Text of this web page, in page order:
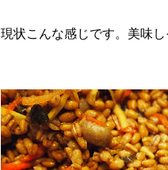
現状こんな感じです。美味し